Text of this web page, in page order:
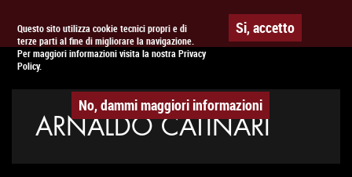
Questo sito utilizza cookie tecnici propri e di
terze parti al fine di migliorare la navigazione.
Per maggiori informazioni visita la nostra Privacy
Policy.
Si, accetto
No, dammi maggiori informazioni
APPUNTAMENTO AL CINEMA
ARNALDO CATINARI